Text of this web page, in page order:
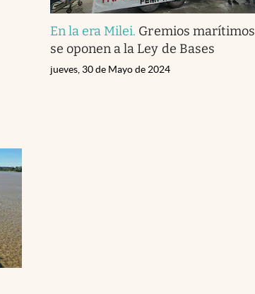
En la era Milei. Gremios marítimos
se oponen a la Ley de Bases
jueves, 30 de Mayo de 2024